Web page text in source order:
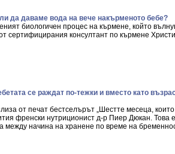
да даваме вода на вече накърменото бебе?
биологичен процес на кърмене, който
сертифицирания консултант по кърмене
се раждат по-тежки и вместо като
от печат бестселърът „Шестте месеца,
френски нутриционист д-р Пиер Дюкан. Това
между начина на хранене по време на